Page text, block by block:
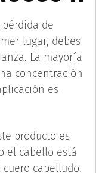
de
lugar, debes
La mayoría
concentración
es
producto es
el cabello está
cabelludo.